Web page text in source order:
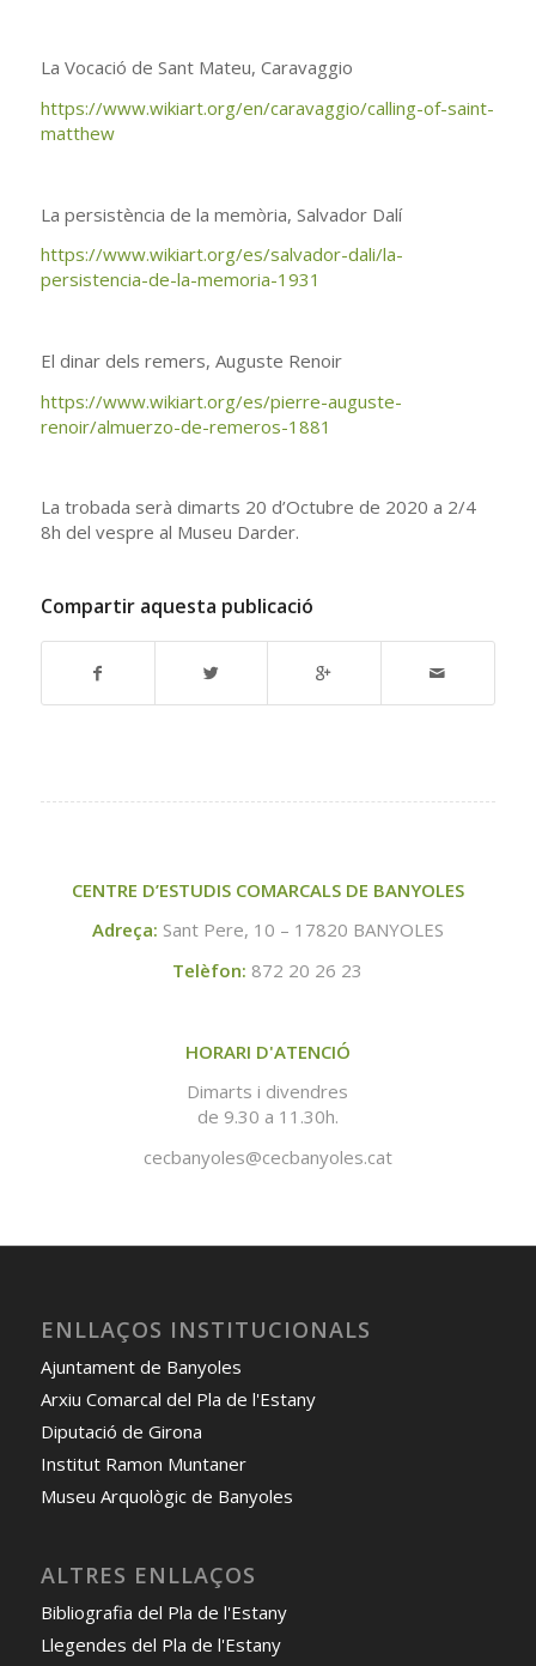
La Vocació de Sant Mateu, Caravaggio
https://www.wikiart.org/en/caravaggio/calling-of-saint-
matthew
La persistència de la memòria, Salvador Dalí
https://www.wikiart.org/es/salvador-dali/la-
persistencia-de-la-memoria-1931
El dinar dels remers, Auguste Renoir
https://www.wikiart.org/es/pierre-auguste-
renoir/almuerzo-de-remeros-1881
La trobada serà dimarts 20 d’Octubre de 2020 a 2/4
8h del vespre al Museu Darder.
Compartir aquesta publicació
CENTRE D’ESTUDIS COMARCALS DE BANYOLES
Adreça: Sant Pere, 10 – 17820 BANYOLES
Telèfon: 872 20 26 23
HORARI D'ATENCIÓ
Dimarts i divendres
de 9.30 a 11.30h.
cecbanyoles@cecbanyoles.cat
ENLLAÇOS INSTITUCIONALS
Ajuntament de Banyoles
Arxiu Comarcal del Pla de l'Estany
Diputació de Girona
Institut Ramon Muntaner
Museu Arquològic de Banyoles
ALTRES ENLLAÇOS
Bibliografia del Pla de l'Estany
Llegendes del Pla de l'Estany